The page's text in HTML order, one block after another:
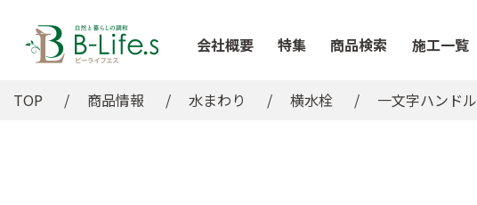
会社概要 特集 商品検索 施工一覧
TOP 商品情報 水まわり 横水栓 一文字ハンドル